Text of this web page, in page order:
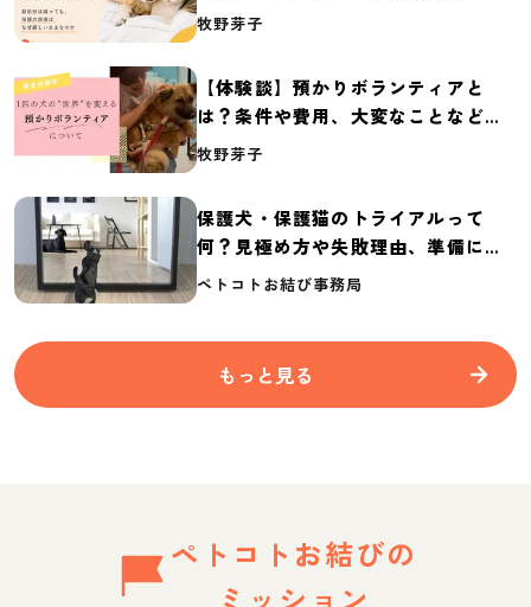
体の実態調査【保護犬・保護猫白書
牧野芽子
【体験談】預かりボランティアと
は？条件や費用、大変なことなど紹
介
牧野芽子
保護犬・保護猫のトライアルって
何？見極め方や失敗理由、準備に必
要なものを紹介
ペトコトお結び事務局
もっと見る
ペトコトお結びの
ミッション